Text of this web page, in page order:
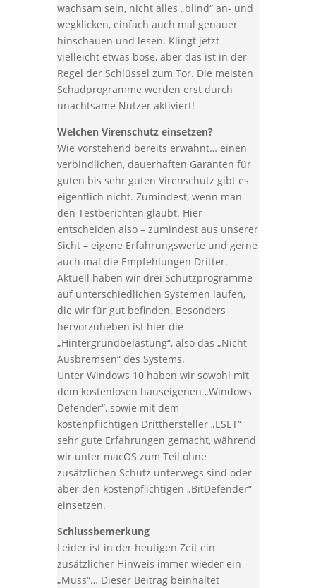
wachsam sein, nicht alles „blind“ an- und
wegklicken, einfach auch mal genauer
hinschauen und lesen. Klingt jetzt
vielleicht etwas böse, aber das ist in der
Regel der Schlüssel zum Tor. Die meisten
Schadprogramme werden erst durch
unachtsame Nutzer aktiviert!
Welchen Virenschutz einsetzen?
Wie vorstehend bereits erwähnt… einen
verbindlichen, dauerhaften Garanten für
guten bis sehr guten Virenschutz gibt es
eigentlich nicht. Zumindest, wenn man
den Testberichten glaubt. Hier
entscheiden also – zumindest aus unserer
Sicht – eigene Erfahrungswerte und gerne
auch mal die Empfehlungen Dritter.
Aktuell haben wir drei Schutzprogramme
auf unterschiedlichen Systemen laufen,
die wir für gut befinden. Besonders
hervorzuheben ist hier die
„Hintergrundbelastung“, also das „Nicht-
Ausbremsen“ des Systems.
Unter Windows 10 haben wir sowohl mit
dem kostenlosen hauseigenen „Windows
Defender“, sowie mit dem
kostenpflichtigen Dritthersteller „ESET“
sehr gute Erfahrungen gemacht, während
wir unter macOS zum Teil ohne
zusätzlichen Schutz unterwegs sind oder
aber den kostenpflichtigen „BitDefender“
einsetzen.
Schlussbemerkung
Leider ist in der heutigen Zeit ein
zusätzlicher Hinweis immer wieder ein
„Muss“… Dieser Beitrag beinhaltet